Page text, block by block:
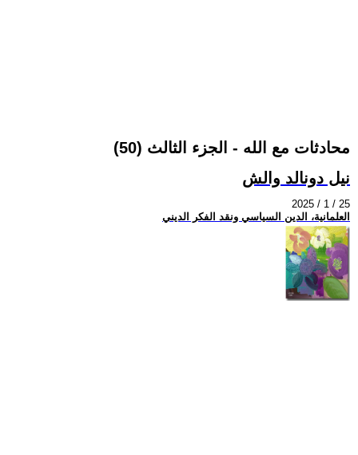
محادثات مع الله - الجزء الثالث (50)
نيل دونالد والش
2025 / 1 / 25
العلمانية، الدين السياسي ونقد الفكر الديني